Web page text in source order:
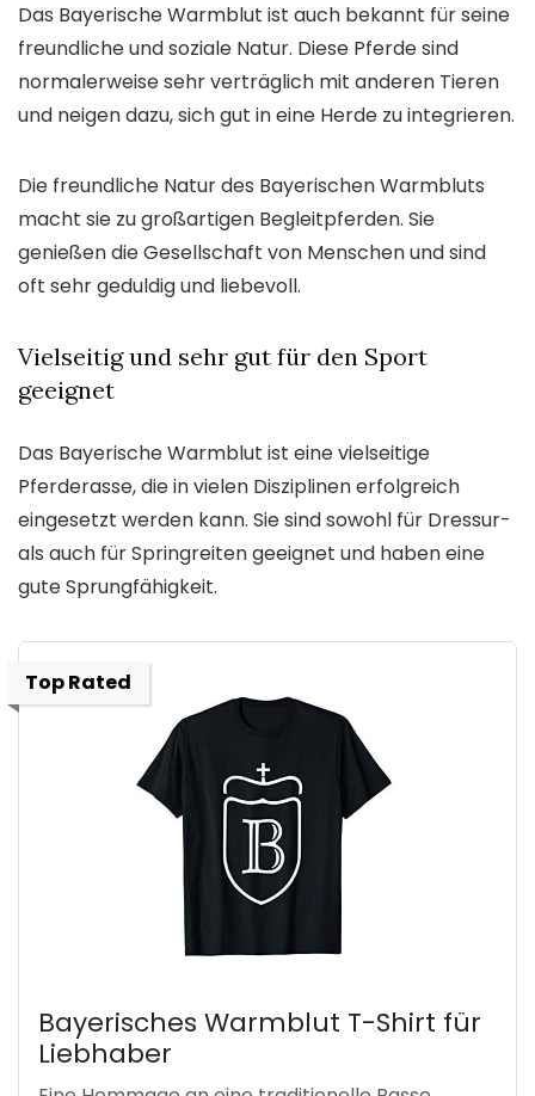
Das Bayerische Warmblut ist auch bekannt für seine
freundliche und soziale Natur. Diese Pferde sind
normalerweise sehr verträglich mit anderen Tieren
und neigen dazu, sich gut in eine Herde zu integrieren.
Die freundliche Natur des Bayerischen Warmbluts
macht sie zu großartigen Begleitpferden. Sie
genießen die Gesellschaft von Menschen und sind
oft sehr geduldig und liebevoll.
Vielseitig und sehr gut für den Sport
geeignet
Das Bayerische Warmblut ist eine vielseitige
Pferderasse, die in vielen Disziplinen erfolgreich
eingesetzt werden kann. Sie sind sowohl für Dressur-
als auch für Springreiten geeignet und haben eine
gute Sprungfähigkeit.
Top Rated
Bayerisches Warmblut T-Shirt für
Liebhaber